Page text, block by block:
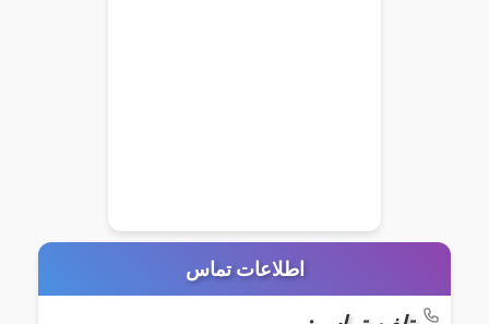
اطلاعات تماس